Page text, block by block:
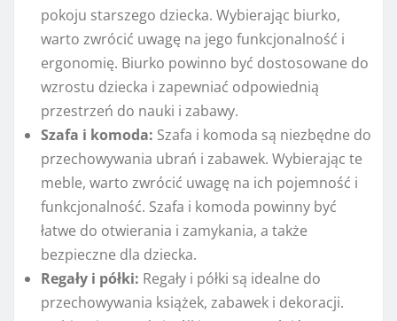
pokoju starszego dziecka. Wybierając biurko,
warto zwrócić uwagę na jego funkcjonalność i
ergonomię. Biurko powinno być dostosowane do
wzrostu dziecka i zapewniać odpowiednią
przestrzeń do nauki i zabawy.
Szafa i komoda: Szafa i komoda są niezbędne do
przechowywania ubrań i zabawek. Wybierając te
meble, warto zwrócić uwagę na ich pojemność i
funkcjonalność. Szafa i komoda powinny być
łatwe do otwierania i zamykania, a także
bezpieczne dla dziecka.
Regały i półki: Regały i półki są idealne do
przechowywania książek, zabawek i dekoracji.